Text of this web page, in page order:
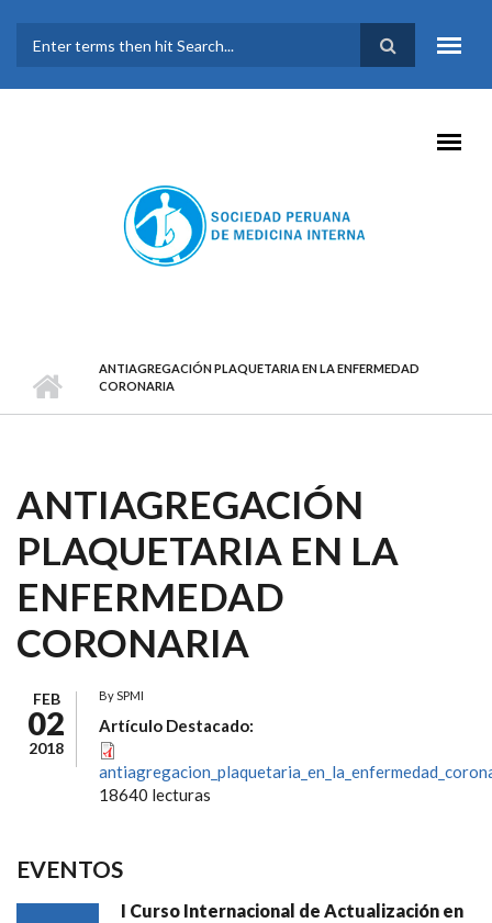
FORMULARIO DE
BÚSQUEDA
ANTIAGREGACIÓN PLAQUETARIA EN LA ENFERMEDAD
CORONARIA
ANTIAGREGACIÓN
PLAQUETARIA EN LA
ENFERMEDAD
CORONARIA
FEB
02
2018
BySPMI
Artículo Destacado:
18640 lecturas
EVENTOS
I Curso Internacional de Actualización en